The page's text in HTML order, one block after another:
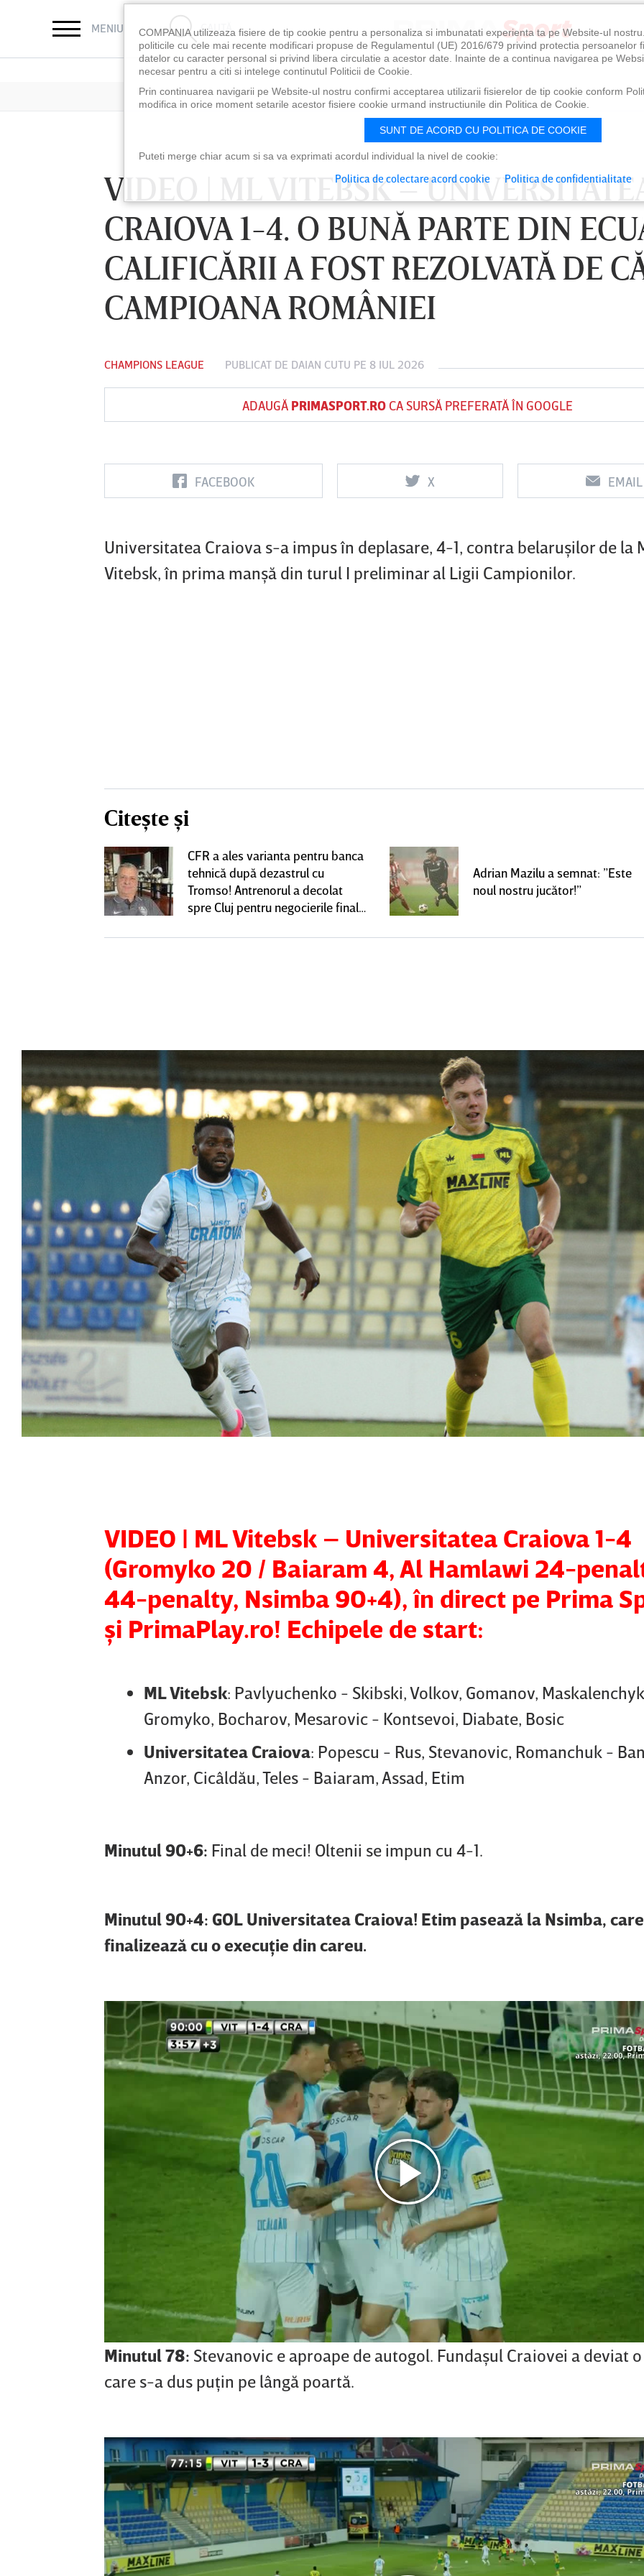
MENIU CAUTĂ
VIDEO | ML VITEBSK – UNIVERSITATEA
CRAIOVA 1-4. O BUNĂ PARTE DIN
CALIFICĂRII A FOST REZOLVATĂ DE
CAMPIOANA ROMÂNIEI
CHAMPIONS LEAGUE PUBLICAT DE DAIAN CUTU PE 8 IUL 2026
ADAUGĂ PRIMASPORT.ROCA SURSĂ PREFERATĂ ÎN GOOGLE
FACEBOOK X EMAIL
Universitatea Craiova s-a impus în deplasare, 4-1, contra belaruşilor de la
Vitebsk, în prima manşă din turul I preliminar al Ligii Campionilor.
Citește și
CFR a ales varianta pentru banca
tehnică după dezastrul cu
Tromso! Antrenorul a decolat
spre Cluj pentru negocierile finale
Adrian Mazilu a semnat: ”Este
noul nostru jucător!”
VIDEO | ML Vitebsk – Universitatea Craiova 1-4
(Gromyko 20 / Baiaram 4, Al Hamlawi 24-
44-penalty, Nsimba 90+4), în direct pe Prima
şi PrimaPlay.ro! Echipele de start:
ML Vitebsk: Pavlyuchenko - Skibski, Volkov, Gomanov,
Gromyko, Bocharov, Mesarovic - Kontsevoi, Diabate, Bosic
Universitatea Craiova: Popescu - Rus, Stevanovic, Romanchuk -
Anzor, Cicâldău, Teles - Baiaram, Assad, Etim
Minutul 90+6: Final de meci! Oltenii se impun cu 4-1.
Minutul 90+4: GOL Universitatea Craiova! Etim pasează la Nsimba, care
finalizează cu o execuţie din careu.
Minutul 78: Stevanovic e aproape de autogol. Fundaşul Craiovei a deviat
care s-a dus puţin pe lângă poartă.
FC Botoşani
Vs
Corvinul
COMPANIA utilizeaza fisiere de tip cookie pentru a personaliza si imbunatati experienta ta pe Website-ul
politicile cu cele mai recente modificari propuse de Regulamentul (UE) 2016/679 privind protectia persoanelor
datelor cu caracter personal si privind libera circulatie a acestor date. Inainte de a continua navigarea pe
necesar pentru a citi si intelege continutul Politicii de Cookie.
Prin continuarea navigarii pe Website-ul nostru confirmi acceptarea utilizarii fisierelor de tip cookie conform
modifica in orice moment setarile acestor fisiere cookie urmand instructiunile din Politica de Cookie.
SUNT DE ACORD CU POLITICA DE COOKIE
Puteti merge chiar acum si sa va exprimati acordul individual la nivel de cookie:
Politica de colectare acord cookie Politica de confidentialitate